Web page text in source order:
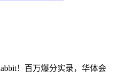
！百万爆分实录，华体会